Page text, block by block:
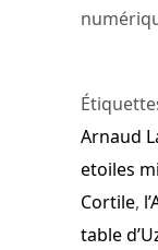
Arnaud
etoiles
Cortile,
table